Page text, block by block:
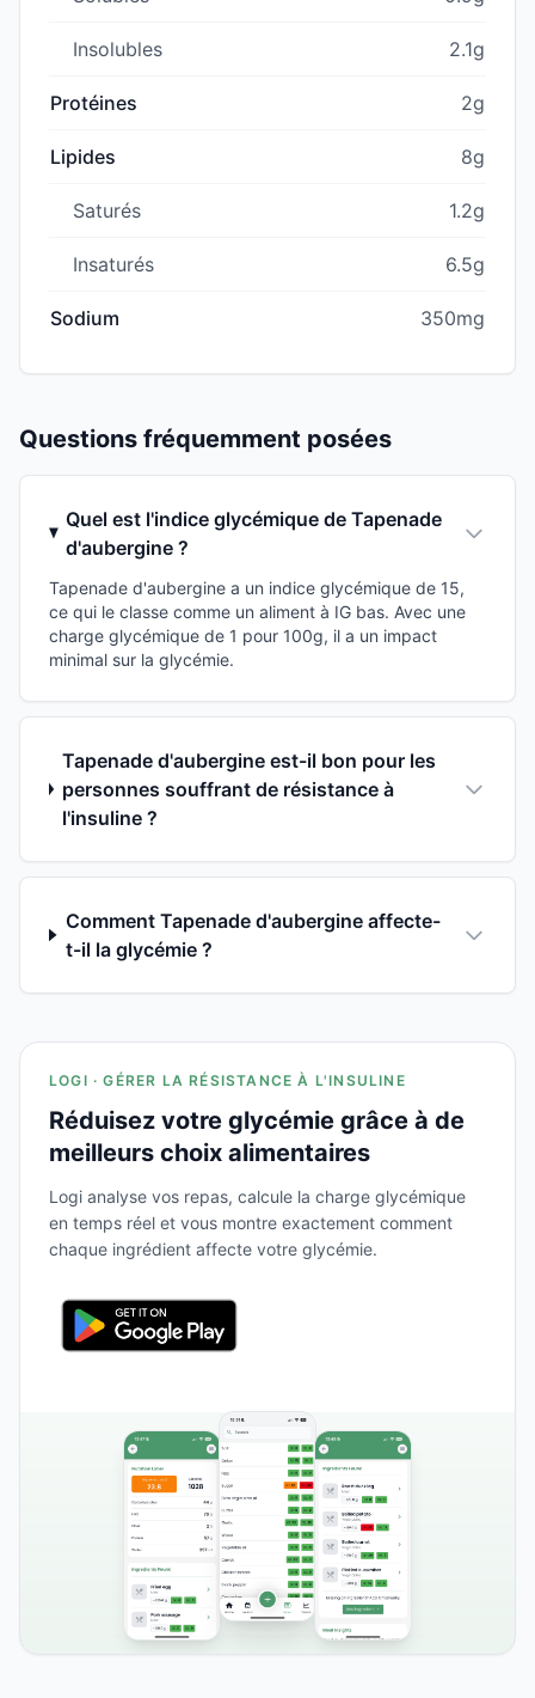
Insolubles 2.1g
Protéines 2g
Lipides 8g
Saturés 1.2g
Insaturés 6.5g
Sodium 350mg
Questions fréquemment posées
Quel est l'indice glycémique de Tapenade
d'aubergine ?
Tapenade d'aubergine a un indice glycémique de 15,
ce qui le classe comme un aliment à IG bas. Avec une
charge glycémique de 1 pour 100g, il a un impact
minimal sur la glycémie.
Tapenade d'aubergine est-il bon pour les
personnes souffrant de résistance à
l'insuline ?
Comment Tapenade d'aubergine affecte-
t-il la glycémie ?
LOGI · GÉRER LA RÉSISTANCE À L'INSULINE
Réduisez votre glycémie grâce à de
meilleurs choix alimentaires
Logi analyse vos repas, calcule la charge glycémique
en temps réel et vous montre exactement comment
chaque ingrédient affecte votre glycémie.